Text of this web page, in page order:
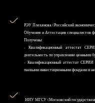
РЭУ Плеханова (Российский
Обучение и Аттестация специалистов
Получены:
- Квалификационный аттестат
деятельность по управлению ценными
- Квалификационный аттестат СЕРИИ
паевыми инвестиционными фондами и
НИУ MГСУ (Московский